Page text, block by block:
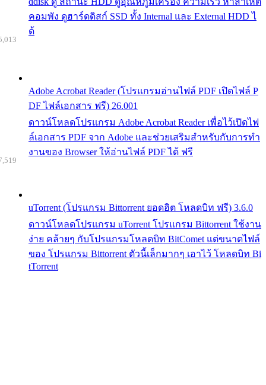
คอมพัง ดูฮาร์ดดิสก์ SSD ทั้ง Internal และ External HDD ไ
ด้
Adobe Acrobat Reader (โปรแกรมอ่านไฟล์ PDF เปิดไฟล์ P
DF ไฟล์เอกสาร ฟรี) 26.001
ดาวน์โหลดโปรแกรม Adobe Acrobat Reader เพื่อไว้เปิดไฟ
ล์เอกสาร PDF จาก Adobe และช่วยเสริมสำหรับกับการทำ
งานของ Browser ให้อ่านไฟล์ PDF ได้ ฟรี
uTorrent (โปรแกรม Bittorrent ยอดฮิต โหลดบิท ฟรี) 3.6.0
ดาวน์โหลดโปรแกรม uTorrent โปรแกรม Bittorrent ใช้งาน
ง่าย คล้ายๆ กับโปรแกรมโหลดบิท BitComet แต่ขนาดไฟล์
ของ โปรแกรม Bittorrent ตัวนี้เล็กมากๆ เอาไว้ โหลดบิท Bi
tTorrent